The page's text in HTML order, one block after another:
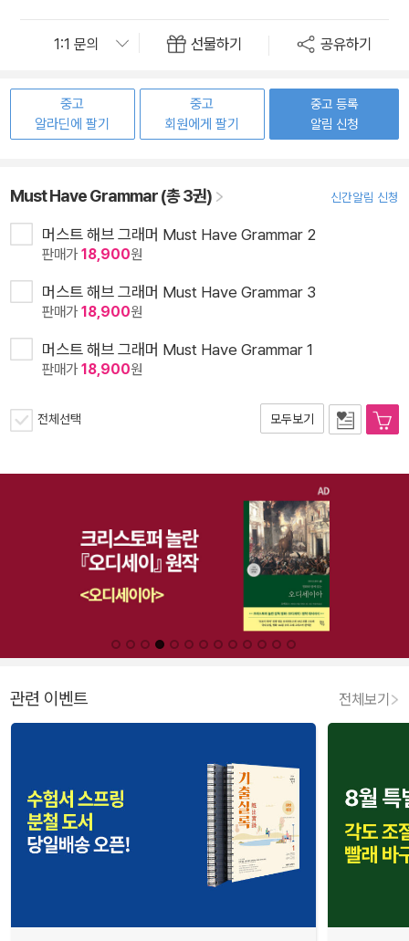
선물하기 공유하기
중고
알라딘에 팔기
중고
회원에게 팔기
중고 등록
알림 신청
Must Have Grammar (총 3권) 신간알림 신청
머스트 해브 그래머 Must Have Grammar 2
판매가18,900원
머스트 해브 그래머 Must Have Grammar 3
판매가18,900원
머스트 해브 그래머 Must Have Grammar 1
판매가18,900원
전체선택 모두보기
관련 이벤트 전체보기